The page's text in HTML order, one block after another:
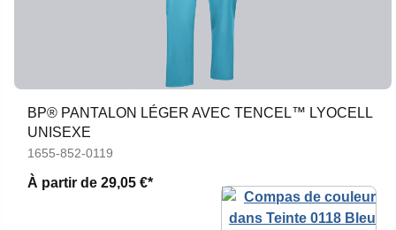
BP® PANTALON LÉGER AVEC TENCEL™ LYOCELL
UNISEXE
1655-852-0119
À partir de 29,05 €*